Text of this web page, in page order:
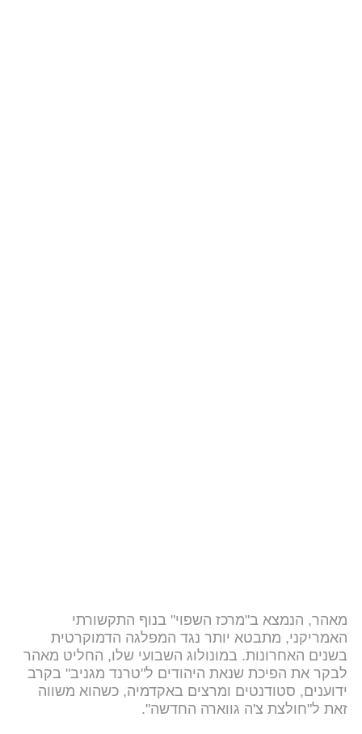
מאהר, הנמצא ב"מרכז השפוי" בנוף התקשורתי
האמריקני, מתבטא יותר נגד המפלגה הדמוקרטית
בשנים האחרונות. במונולוג השבועי שלו, החליט מאהר
לבקר את הפיכת שנאת היהודים ל"טרנד מגניב" בקרב
ידוענים, סטודנטים ומרצים באקדמיה, כשהוא משווה
זאת ל"חולצת צ'ה גווארה החדשה".